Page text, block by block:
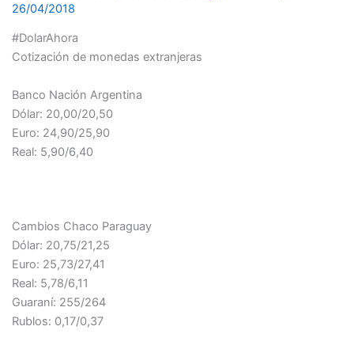
26/04/2018
#DolarAhora
Cotización de monedas extranjeras
Banco Nación Argentina
Dólar: 20,00/20,50
Euro: 24,90/25,90
Real: 5,90/6,40
Cambios Chaco Paraguay
Dólar: 20,75/21,25
Euro: 25,73/27,41
Real: 5,78/6,11
Guaraní: 255/264
Rublos: 0,17/0,37